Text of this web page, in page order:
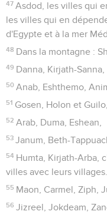
47 Asdod, les villes qui
les villes qui en
d'Egypte et à la mer
48 Dans la montagne :
49 Danna, Kirjath-Sanna,
50 Anab, Eshthemo,
51 Gosen, Holon et
52 Arab, Duma, Eshean,
53 Janum, Beth-
54 Humta, Kirjath-Arba,
villes avec leurs villages.
55 Maon, Carmel, Ziph,
56 Jizreel, Jokdeam,